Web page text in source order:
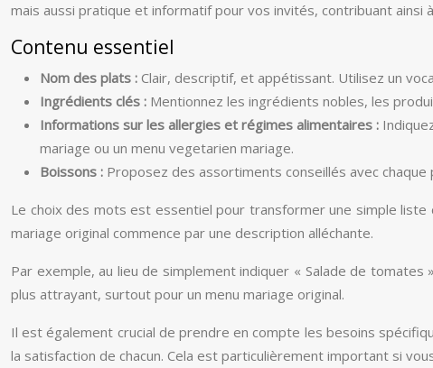
mais aussi pratique et informatif pour vos invités, contribuant ainsi
Contenu essentiel
Nom des plats : Clair, descriptif, et appétissant. Utilisez un
Ingrédients clés : Mentionnez les ingrédients nobles, les
Informations sur les allergies et régimes alimentaires :
mariage ou un menu vegetarien mariage.
Boissons : Proposez des assortiments conseillés avec chaque
Le choix des mots est essentiel pour transformer une simple liste
mariage original commence par une description alléchante.
Par exemple, au lieu de simplement indiquer « Salade de
plus attrayant, surtout pour un menu mariage original.
Il est également crucial de prendre en compte les besoins
la satisfaction de chacun. Cela est particulièrement important si